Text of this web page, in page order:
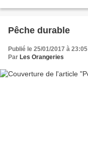
Pêche durable
Publié le 25/01/2017 à 23:05
Par Les Orangeries